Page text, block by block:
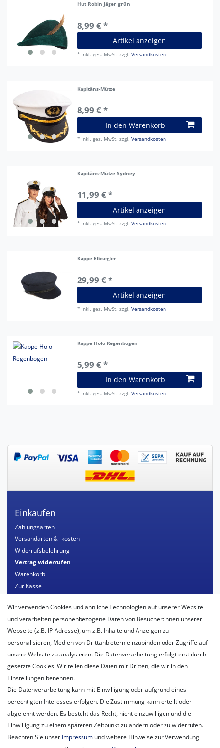
Hut Robin Jäger grün
8,99 € *
Artikel anzeigen
* inkl. ges. MwSt. zzgl.Versandkosten
Kapitäns-Mütze
8,99 € *
In den Warenkorb
* inkl. ges. MwSt. zzgl.Versandkosten
Kapitäns-Mütze Sydney
11,99 € *
Artikel anzeigen
* inkl. ges. MwSt. zzgl.Versandkosten
Kappe Elbsegler
29,99 € *
Artikel anzeigen
* inkl. ges. MwSt. zzgl.Versandkosten
Kappe Holo Regenbogen
5,99 € *
In den Warenkorb
* inkl. ges. MwSt. zzgl.Versandkosten
Einkaufen
Zahlungsarten
Versandarten & -kosten
Widerrufsbelehrung
Vertrag widerrufen
Warenkorb
Zur Kasse
Mein Konto
Registrieren
Login
Unternehmen
Unser Ballon-Lieferservice
Unsere Mitarbeiter
Datenschutzerklärung
AGB
Impressum
Wir verwenden Cookies und ähnliche Technologien auf unserer Website
und verarbeiten personenbezogene Daten von Besucher:innen unserer
Webseite (z.B. IP-Adresse), um z.B. Inhalte und Anzeigen zu
personalisieren, Medien von Drittanbietern einzubinden oder Zugriffe auf
unsere Website zu analysieren. Die Datenverarbeitung erfolgt erst durch
gesetzte Cookies. Wir teilen diese Daten mit Dritten, die wir in den
Einstellungen benennen.
Die Datenverarbeitung kann mit Einwilligung oder aufgrund eines
berechtigten Interesses erfolgen. Die Zustimmung kann erteilt oder
abgelehnt werden. Es besteht das Recht, nicht einzuwilligen und die
Einwilligung zu einem späteren Zeitpunkt zu ändern oder zu widerrufen.
Beachten Sie unser Impressum und weitere Hinweise zur Verwendung